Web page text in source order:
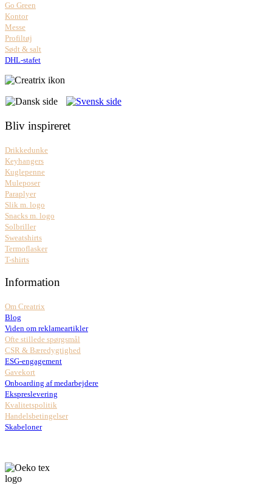
Go Green
Kontor
Messe
Profiltøj
Sødt & salt
DHL-stafet
Bliv inspireret
Drikkedunke
Keyhangers
Kuglepenne
Muleposer
Paraplyer
Slik m. logo
Snacks m. logo
Solbriller
Sweatshirts
Termoflasker
T-shirts
Information
Om Creatrix
Blog
Viden om reklameartikler
Ofte stillede spørgsmål
CSR & Bæredygtighed
ESG-engagement
Gavekort
Onboarding af medarbejdere
Ekspreslevering
Kvalitetspolitik
Handelsbetingelser
Skabeloner